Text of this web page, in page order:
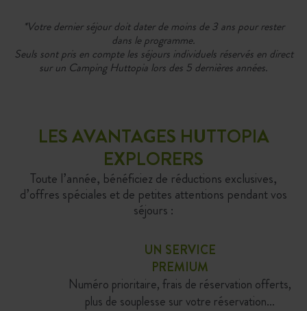
*Votre dernier séjour doit dater de moins de 3 ans pour rester
dans le programme.
Seuls sont pris en compte les séjours individuels réservés en direct
sur un Camping Huttopia lors des 5 dernières années.
LES AVANTAGES HUTTOPIA
EXPLORERS
Toute l’année, bénéficiez de réductions exclusives,
d’offres spéciales et de petites attentions pendant vos
séjours :
UN SERVICE
PREMIUM
Numéro prioritaire, frais de réservation offerts,
plus de souplesse sur votre réservation…